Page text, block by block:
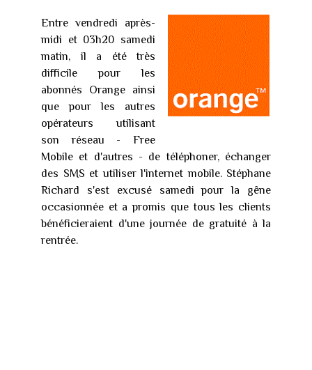
Entre vendredi après-
midi et 03h20 samedi
matin, il a été très
difficile pour les
abonnés Orange ainsi
que pour les autres
opérateurs utilisant
son réseau - Free
Mobile et d'autres - de téléphoner, échanger
des SMS et utiliser l'internet mobile. Stéphane
Richard s'est excusé samedi pour la gêne
occasionnée et a promis que tous les clients
bénéficieraient d'une journée de gratuité à la
rentrée.